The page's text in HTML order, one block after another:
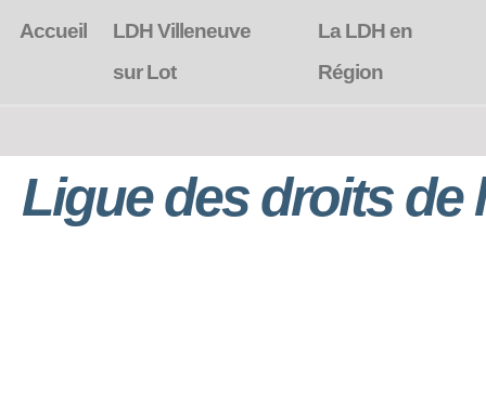
Accueil
LDH Villeneuve
sur Lot
La LDH en
Région
Ligue des droits de